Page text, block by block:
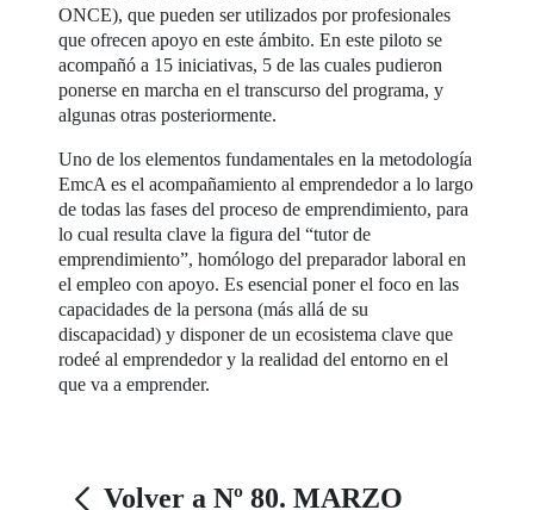
ONCE), que pueden ser utilizados por profesionales
que ofrecen apoyo en este ámbito. En este piloto se
acompañó a 15 iniciativas, 5 de las cuales pudieron
ponerse en marcha en el transcurso del programa, y
algunas otras posteriormente.
Uno de los elementos fundamentales en la metodología
EmcA es el acompañamiento al emprendedor a lo largo
de todas las fases del proceso de emprendimiento, para
lo cual resulta clave la figura del “tutor de
emprendimiento”, homólogo del preparador laboral en
el empleo con apoyo. Es esencial poner el foco en las
capacidades de la persona (más allá de su
discapacidad) y disponer de un ecosistema clave que
rodeé al emprendedor y la realidad del entorno en el
que va a emprender.
Volver a Nº 80. MARZO